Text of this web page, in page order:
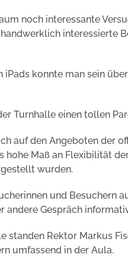
noch interessante
interessierte
konnte man sein
Turnhalle einen tollen
auf den Angeboten der
Maß an Flexibilität
wurden.
und Besuchern
andere Gespräch
standen Rektor Markus
umfassend in der Aula.